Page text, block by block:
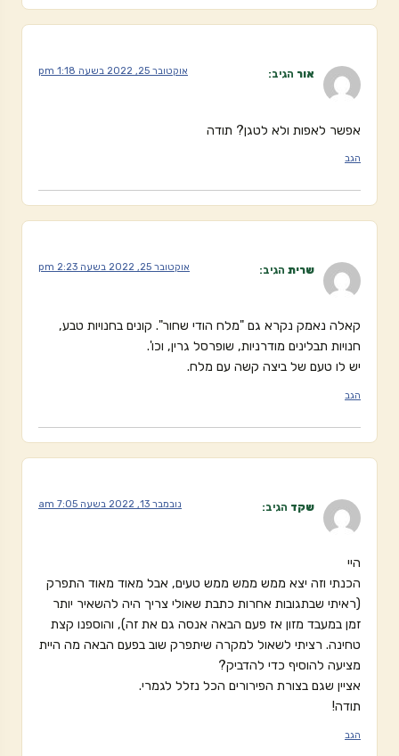
אור הגיב: אוקטובר 25, 2022 בשעה 1:18 pm
אפשר לאפות ולא לטגן? תודה
הגב
שרית הגיב: אוקטובר 25, 2022 בשעה 2:23 pm
קאלה נאמק נקרא גם "מלח הודי שחור". קונים בחנויות טבע,
חנויות תבלינים מודרניות, שופרסל גרין, וכו'.
יש לו טעם של ביצה קשה עם מלח.
הגב
שקד הגיב: נובמבר 13, 2022 בשעה 7:05 am
היי
הכנתי וזה יצא ממש ממש ממש טעים, אבל מאוד מאוד התפרק
(ראיתי שבתגובות אחרות כתבת שאולי צריך היה להשאיר יותר
זמן במעבד מזון אז פעם הבאה אנסה גם את זה), והוספנו קצת
טחינה. רציתי לשאול למקרה שיתפרק שוב בפעם הבאה מה היית
מציעה להוסיף כדי להדביק?
אציין שגם בצורת הפירורים הכל נזלל לגמרי.
תודה!
הגב